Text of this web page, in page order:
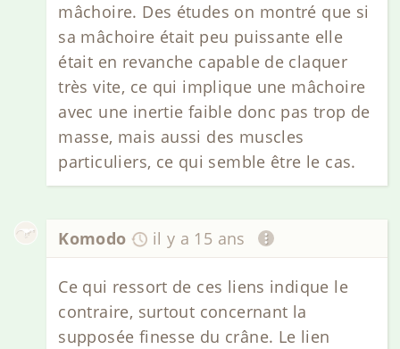
mâchoire. Des études on montré que si
sa mâchoire était peu puissante elle
était en revanche capable de claquer
très vite, ce qui implique une mâchoire
avec une inertie faible donc pas trop de
masse, mais aussi des muscles
particuliers, ce qui semble être le cas.
Komodo il y a 15 ans
Ce qui ressort de ces liens indique le
contraire, surtout concernant la
supposée finesse du crâne. Le lien